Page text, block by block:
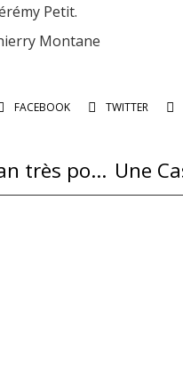
Petit.
Montane
FACEBOOK TWITTER
Un bilan très positif pour l’été